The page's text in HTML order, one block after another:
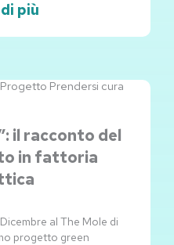
più
il racconto del
in fattoria
al The Mole di
progetto green